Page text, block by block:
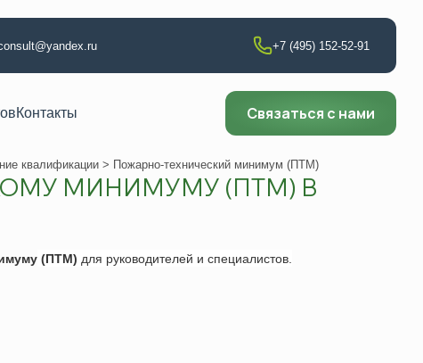
+7 (495) 152-52-91
лаборатории
контроля
Контакты Связаться с нами
квалификации > Пожарно-технический минимум (ПТМ)
МИНИМУМУ (ПТМ) В
(ПТМ) для руководителей и специалистов.